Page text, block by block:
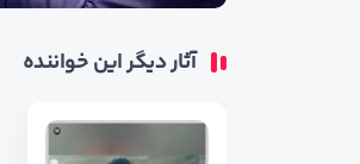
آثار دیگر این خواننده